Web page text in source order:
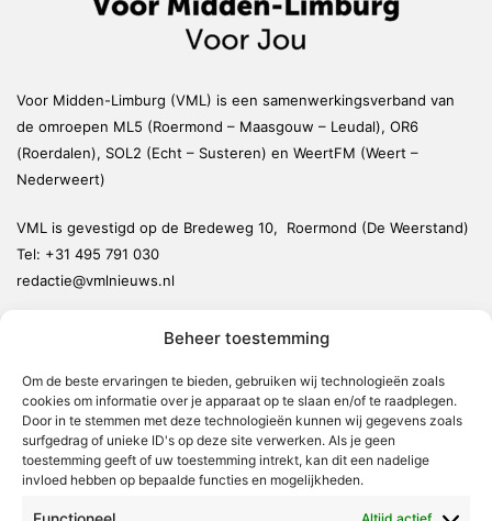
Beheer toestemming
Om de beste ervaringen te bieden, gebruiken wij technologieën zoals
cookies om informatie over je apparaat op te slaan en/of te raadplegen.
Door in te stemmen met deze technologieën kunnen wij gegevens zoals
surfgedrag of unieke ID's op deze site verwerken. Als je geen
toestemming geeft of uw toestemming intrekt, kan dit een nadelige
invloed hebben op bepaalde functies en mogelijkheden.
Voor Midden-Limburg (VML) is een samenwerkingsverband van
de omroepen ML5 (Roermond – Maasgouw – Leudal), OR6
(Roerdalen), SOL2 (Echt – Susteren) en WeertFM (Weert –
Nederweert)
VML is gevestigd op de Bredeweg 10, Roermond (De Weerstand)
Tel: +31 495 791 030
redactie@vmlnieuws.nl
Leudal
Maasgouw
Echt-Susteren